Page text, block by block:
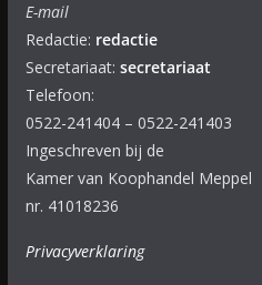
E-mail
Redactie: redactie
Secretariaat: secretariaat
Telefoon:
0522-241404 – 0522-241403
Ingeschreven bij de
Kamer van Koophandel Meppel
nr. 41018236
Privacyverklaring